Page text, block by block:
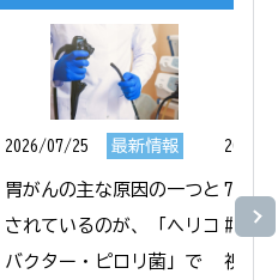
2026/07/25 最新情報
胃がんの主な原因の一つと
されているのが、「ヘリコ
バクター・ピロリ菌」で
2026/
7月19
#横浜
視鏡